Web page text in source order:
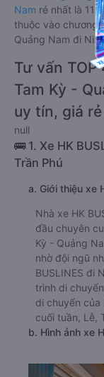
Nam rẻ nhất là
thuộc vào chương
Quảng Nam đi
Tư vấn
Tam Kỳ -
uy tín, giá
null
🚌 1. Xe HK
Trần Phú
a. Giới thiệu xe
Nhà xe HK
đầu chuyên
Kỳ - Quảng
nhờ đội ngũ
BUSLINES đi
trình di
di chuyển
cuối tuần, Lễ,
b. Hình ảnh xe